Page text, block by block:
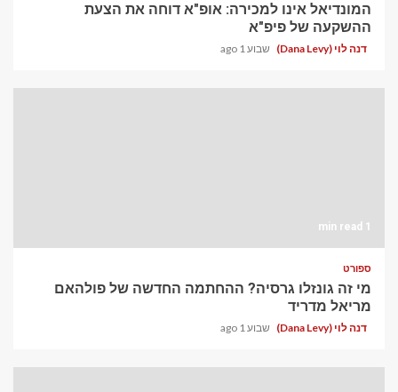
המונדיאל אינו למכירה: אופ"א דוחה את הצעת
ההשקעה של פיפ"א
דנה לוי (Dana Levy) שבוע 1 ago
1 min read
ספורט
מי זה גונזלו גרסיה? ההחתמה החדשה של פולהאם
מריאל מדריד
דנה לוי (Dana Levy) שבוע 1 ago